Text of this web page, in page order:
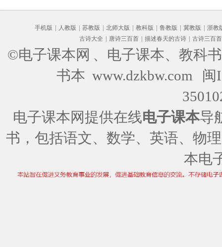
手机版 人教版 苏教版 北师大版 教科版 鲁教版 冀教版
浙教
古诗大全
唐诗三百首 描述春天的古诗 古诗三百首
©电子课本网 、电子课本、教科
书本 www.dzkbw.com
闽
电子课本网提供在线电子课本导
书，包括语文、数学、英语、物
本电